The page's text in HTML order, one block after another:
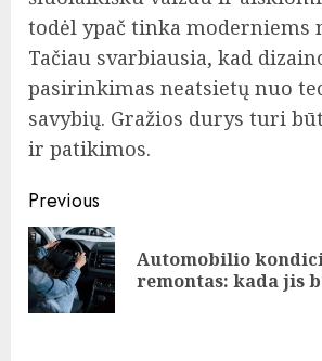
todėl ypač tinka moderniems
Tačiau svarbiausia, kad
pasirinkimas neatsietų nuo
savybių. Gražios durys turi
ir patikimos.
Continue
Reading
Previous
Automobilio
remontas: kada jis